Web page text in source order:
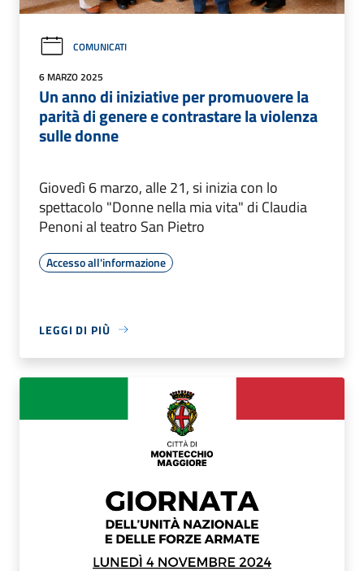
COMUNICATI
6 MARZO 2025
Un anno di iniziative per promuovere la
parità di genere e contrastare la violenza
sulle donne
Giovedì 6 marzo, alle 21, si inizia con lo
spettacolo "Donne nella mia vita" di Claudia
Penoni al teatro San Pietro
Accesso all'informazione
LEGGI DI PIÙ